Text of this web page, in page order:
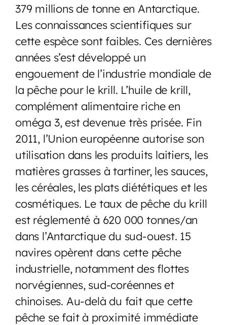
379 millions de tonne en Antarctique.
Les connaissances scientifiques sur
cette espèce sont faibles. Ces dernières
années s’est développé un
engouement de l’industrie mondiale de
la pêche pour le krill. L’huile de krill,
complément alimentaire riche en
oméga 3, est devenue très prisée. Fin
2011, l’Union européenne autorise son
utilisation dans les produits laitiers, les
matières grasses à tartiner, les sauces,
les céréales, les plats diététiques et les
cosmétiques. Le taux de pêche du krill
est réglementé à 620 000 tonnes/an
dans l’Antarctique du sud-ouest. 15
navires opèrent dans cette pêche
industrielle, notamment des flottes
norvégiennes, sud-coréennes et
chinoises. Au-delà du fait que cette
pêche se fait à proximité immédiate